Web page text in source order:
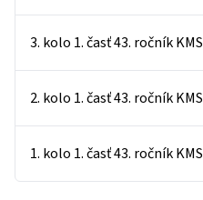
3. kolo 1. časť 43. ročník KMS
2. kolo 1. časť 43. ročník KMS
1. kolo 1. časť 43. ročník KMS